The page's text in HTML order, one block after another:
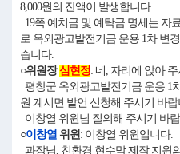
8,000원의 잔액이 발생합니다.
19쪽 예치금 및 예탁금 명세는 자
로 옥외광고발전기금 운용 1차 변
습니다.
○위원장심현정: 네, 자리에 앉아
평창군 옥외광고발전기금 운용 1
원 계시면 발언 신청해 주시기 바랍
이창열 위원님 질의해 주시기 바
○이창열 위원: 이창열 위원입니다.
과장님, 친환경 현수막 제작 지원